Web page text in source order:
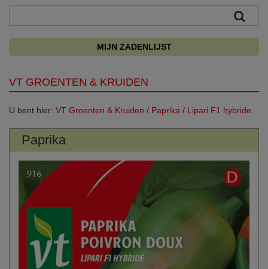
MIJN ZADENLIJST
VT GROENTEN & KRUIDEN
U bent hier: VT Groenten & Kruiden / Paprika / Lipari F1 hybride
Paprika